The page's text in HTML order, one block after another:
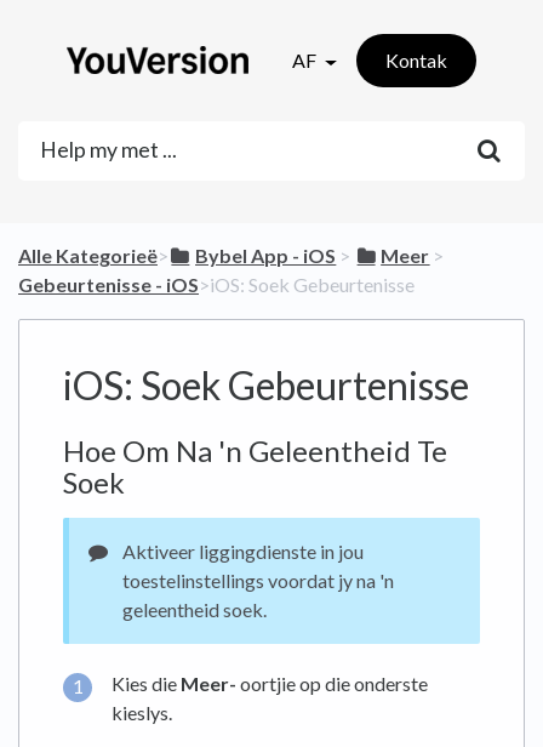
AF Kontak
Alle Kategorieë​>​ ​Bybel App - iOS ​ > ​ ​Meer ​ > ​
Gebeurtenisse - iOS​>​ iOS: Soek Gebeurtenisse
iOS: Soek Gebeurtenisse
Hoe Om Na 'n Geleentheid Te
Soek
Aktiveer liggingdienste in jou
toestelinstellings voordat jy na 'n
geleentheid soek.
Kies die Meer- oortjie op die onderste
kieslys.